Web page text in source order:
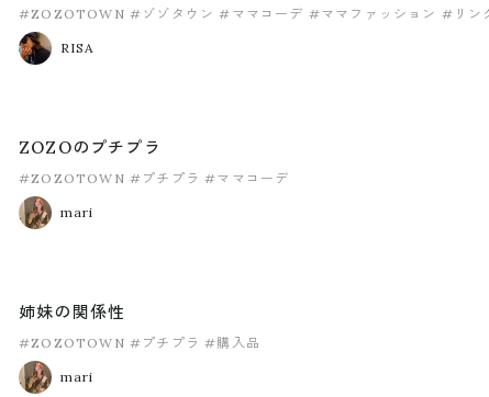
#ZOZOTOWN #ゾゾタウン #ママコーデ #ママファッション #リン
RISA
ZOZOのプチプラ
#ZOZOTOWN #プチプラ #ママコーデ
mari
姉妹の関係性
#ZOZOTOWN #プチプラ #購入品
mari